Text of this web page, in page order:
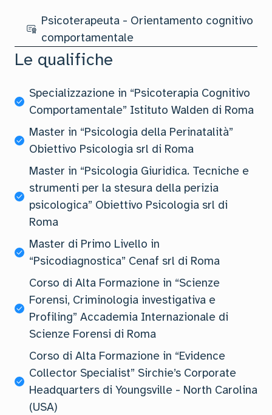
Psicoterapeuta - Orientamento cognitivo
comportamentale
Le qualifiche
Specializzazione in “Psicoterapia Cognitivo
Comportamentale” Istituto Walden di Roma
Master in “Psicologia della Perinatalità”
Obiettivo Psicologia srl di Roma
Master in “Psicologia Giuridica. Tecniche e
strumenti per la stesura della perizia
psicologica” Obiettivo Psicologia srl di
Roma
Master di Primo Livello in
“Psicodiagnostica” Cenaf srl di Roma
Corso di Alta Formazione in “Scienze
Forensi, Criminologia investigativa e
Profiling” Accademia Internazionale di
Scienze Forensi di Roma
Corso di Alta Formazione in “Evidence
Collector Specialist” Sirchie’s Corporate
Headquarters di Youngsville - North Carolina
(USA)